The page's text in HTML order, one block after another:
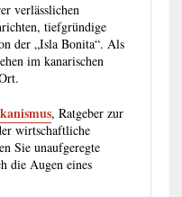
verlässlichen
tiefgründige
der „Isla Bonita“. Als
im kanarischen
, Ratgeber zur
wirtschaftliche
Sie unaufgeregte
die Augen eines